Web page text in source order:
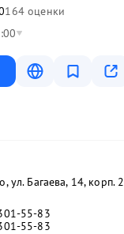
164 оценки
ул. Багаева, 14, корп. 2
55-83
55-83